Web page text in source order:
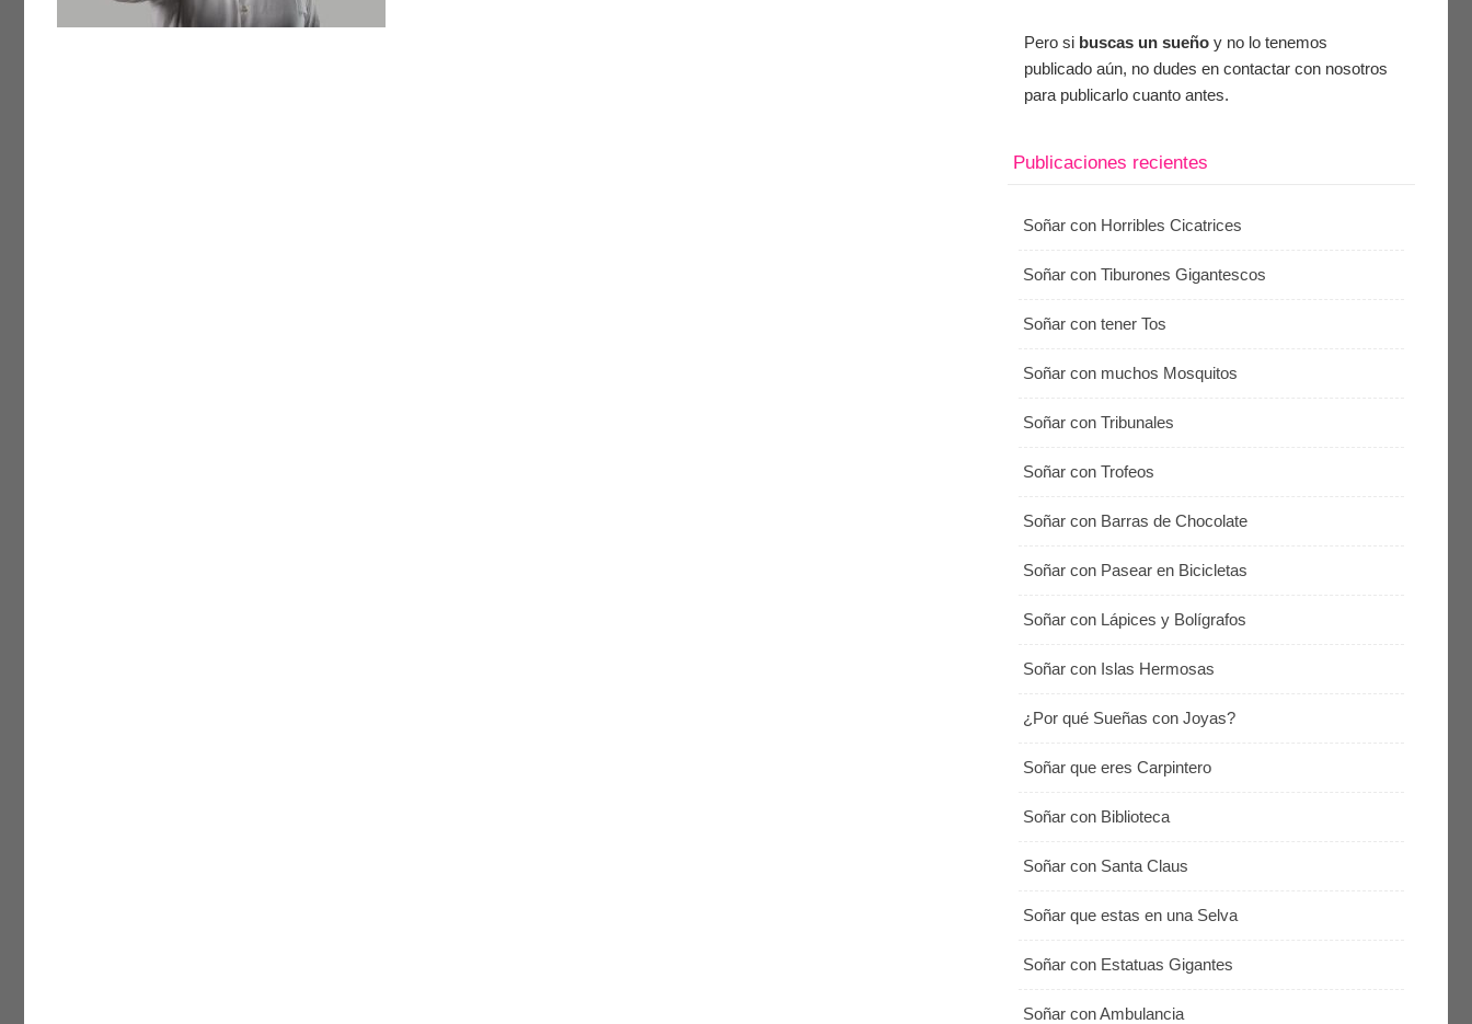
Pero si buscas un sueño y no lo tenemos
publicado aún, no dudes en contactar con nosotros
para publicarlo cuanto antes.
Publicaciones recientes
Soñar con Horribles Cicatrices
Soñar con Tiburones Gigantescos
Soñar con tener Tos
Soñar con muchos Mosquitos
Soñar con Tribunales
Soñar con Trofeos
Soñar con Barras de Chocolate
Soñar con Pasear en Bicicletas
Soñar con Lápices y Bolígrafos
Soñar con Islas Hermosas
¿Por qué Sueñas con Joyas?
Soñar que eres Carpintero
Soñar con Biblioteca
Soñar con Santa Claus
Soñar que estas en una Selva
Soñar con Estatuas Gigantes
Soñar con Ambulancia